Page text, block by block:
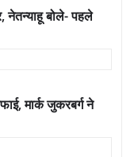
नेतन्याहू बोले- पहले
मार्क जुकरबर्ग ने